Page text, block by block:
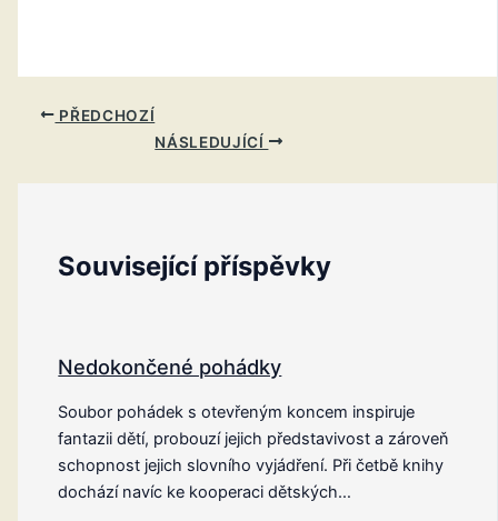
PŘEDCHOZÍ
NÁSLEDUJÍCÍ
Související příspěvky
Nedokončené pohádky
Soubor pohádek s otevřeným koncem inspiruje
fantazii dětí, probouzí jejich představivost a zároveň
schopnost jejich slovního vyjádření. Při četbě knihy
dochází navíc ke kooperaci dětských…